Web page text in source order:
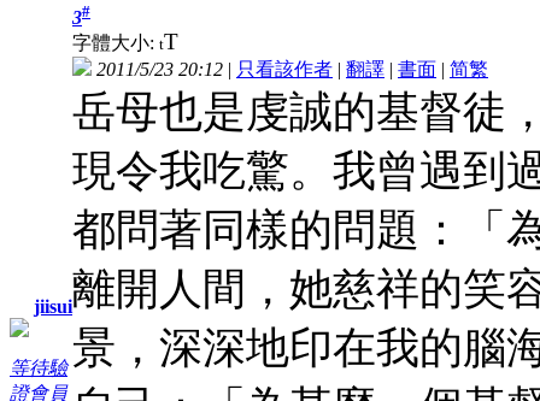
jiisui
等待驗
證會員
3#
字體大小: tT
2011/5/23 20:12 | 只看該作者 | 翻譯 | 書面 | 简繁
岳母也是虔誠的基督徒
現令我吃驚。我曾遇到
都問著同樣的問題：「
離開人間，她慈祥的笑
景，深深地印在我的腦